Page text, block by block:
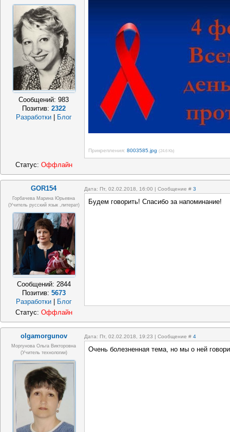
Сообщений:983
Позитив: 2322
Разработки
Блог
Прикрепления: 8003585.jpg (24.6 Kb)
Статус: Оффлайн
GOR154 Дата: Пт, 02.02.2018, 16:00 | Сообщение # 3
Горбачева Марина Юрьевна
(учитель русский язык ,литерат)
Сообщений: 2844
Позитив: 5673
Разработки
Блог
Будем говорить! Спасибо за напоминание!
Статус: Оффлайн
olgamorgunov Дата: Пт, 02.02.2018, 19:23 | Сообщение # 4
Моргунова Ольга Викторовна
(Учитель технологии)
Очень болезненная тема, но мы о ней